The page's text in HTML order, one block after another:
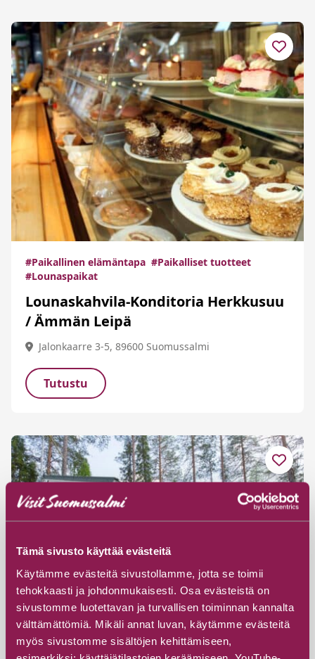
Tämä sivusto käyttää evästeitä
Käytämme evästeitä sivustollamme, jotta se toimii
tehokkaasti ja johdonmukaisesti. Osa evästeistä on
sivustomme luotettavan ja turvallisen toiminnan kannalta
välttämättömiä. Mikäli annat luvan, käytämme evästeitä
myös sivustomme sisältöjen kehittämiseen,
#Paikallinen elämäntapa #Paikalliset tuotteet
#Lounaspaikat
Lounaskahvila-Konditoria Herkkusuu
/ Ämmän Leipä
Jalonkaarre 3-5, 89600 Suomussalmi
Tutustu